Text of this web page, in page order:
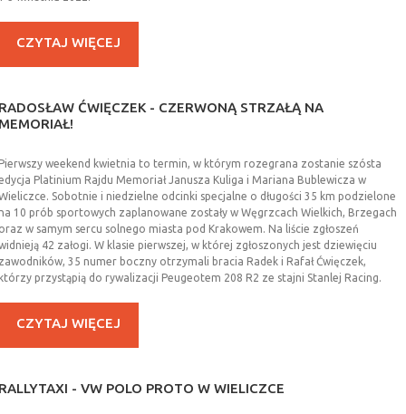
CZYTAJ WIĘCEJ
ĆWIĘCZEK - CZERWONĄ STRZAŁĄ NA
weekend kwietnia to termin, w którym rozegrana zostanie szósta
Platinium Rajdu Memoriał Janusza Kuliga i Mariana Bublewicza w
Sobotnie i niedzielne odcinki specjalne o długości 35 km podzielone
10 prób sportowych zaplanowane zostały w Węgrzcach Wielkich, Brzegach
w samym sercu solnego miasta pod Krakowem. Na liście zgłoszeń
42 załogi. W klasie pierwszej, w której zgłoszonych jest dziewięciu
35 numer boczny otrzymali bracia Radek i Rafał Ćwięczek,
przystąpią do rywalizacji Peugeotem 208 R2 ze stajni Stanlej Racing.
CZYTAJ WIĘCEJ
- VW POLO PROTO W WIELICZCE